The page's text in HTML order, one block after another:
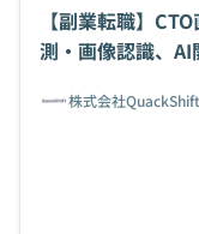
【副業転職】
測・画像認識、AI
株式会社QuackShift